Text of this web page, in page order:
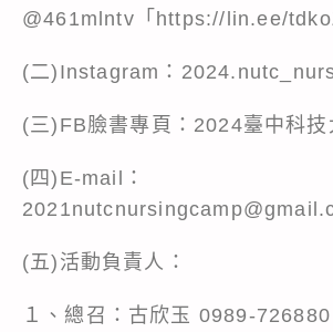
@461mlntv「https://lin.ee/
(二)Instagram：
(三)FB臉書專頁：2024臺中科技
(四)E-mail：
(五)活動負責人：
１、總召：古欣玉 0989-726880